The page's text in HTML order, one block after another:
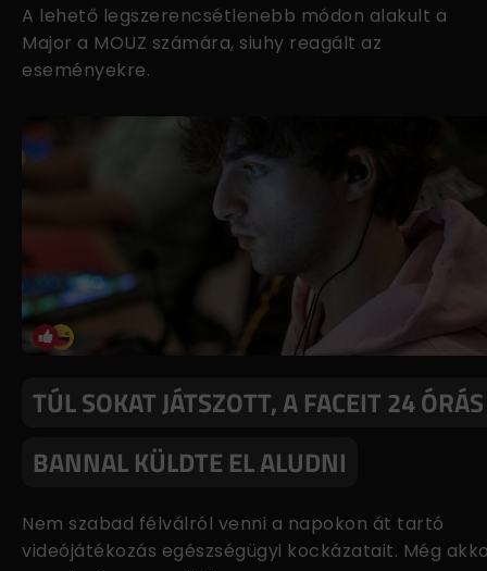
A lehető legszerencsétlenebb módon alakult a
Major a MOUZ számára, siuhy reagált az
eseményekre.
TÚL SOKAT JÁTSZOTT, A FACEIT 24 ÓRÁS
BANNAL KÜLDTE EL ALUDNI
Nem szabad félválról venni a napokon át tartó
videójátékozás egészségügyi kockázatait. Még